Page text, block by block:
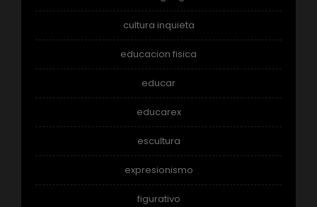
cultura inquieta
educacion fisica
educar
educarex
escultura
expresionismo
figurativo